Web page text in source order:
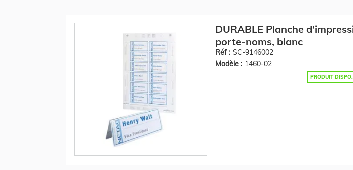
DURABLE Planche
porte-noms, blanc
Réf : SC-9146002
Modèle : 1460-02
PRODUIT